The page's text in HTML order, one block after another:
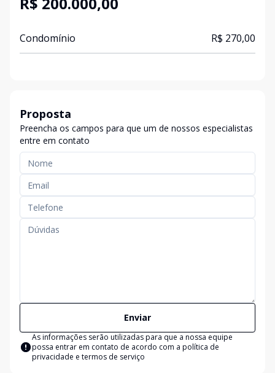
Condomínio R$ 270,00
Proposta
Preencha os campos para que um de nossos especialistas
entre em contato
Enviar
As informações serão utilizadas para que a nossa equipe
possa entrar em contato de acordo com a política de
privacidade e termos de serviço